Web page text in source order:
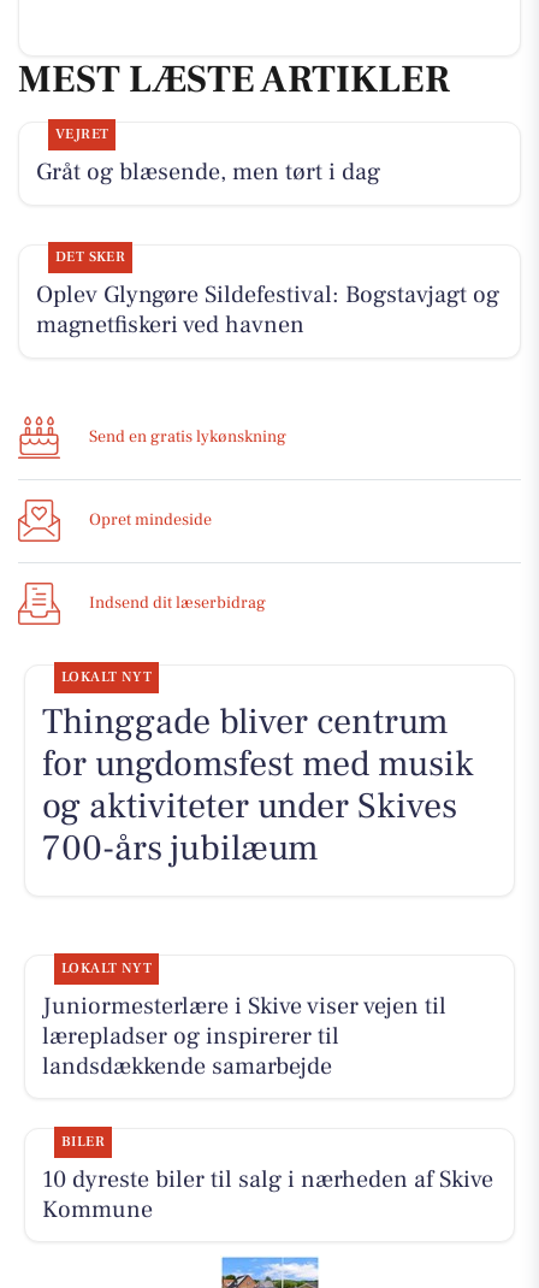
MEST LÆSTE ARTIKLER
VEJRET
Gråt og blæsende, men tørt i dag
DET SKER
Oplev Glyngøre Sildefestival: Bogstavjagt og
magnetfiskeri ved havnen
Send en gratis lykønskning
Opret mindeside
Indsend dit læserbidrag
LOKALT NYT
Thinggade bliver centrum
for ungdomsfest med musik
og aktiviteter under Skives
700-års jubilæum
LOKALT NYT
Juniormesterlære i Skive viser vejen til
lærepladser og inspirerer til
landsdækkende samarbejde
BILER
10 dyreste biler til salg i nærheden af Skive
Kommune